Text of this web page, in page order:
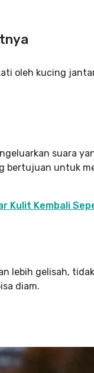
oleh kucing
suara
bertujuan untuk
Kulit Kembali
lebih gelisah,
diam.